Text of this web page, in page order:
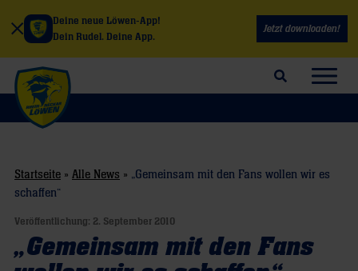
Deine neue Löwen-App!
Dein Rudel. Deine App.
Jetzt downloaden!
Suchfeld öffnen
Startseite » Alle News » „Gemeinsam mit den Fans wollen wir es
schaffen“
Veröffentlichung: 2. September 2010
„Gemeinsam mit den Fans